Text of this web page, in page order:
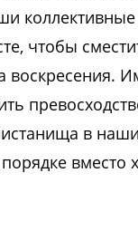
чтобы
воскресения.
в
вместо